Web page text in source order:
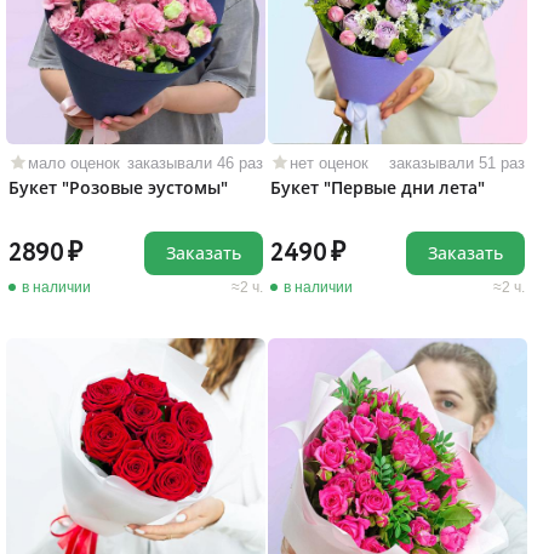
мало оценок заказывали 46 раз
Букет "Розовые эустомы"
2890
в наличии 2 ч.
Заказать
нет оценок заказывали 51 раз
Букет "Первые дни лета"
2490
в наличии 2 ч.
Заказать